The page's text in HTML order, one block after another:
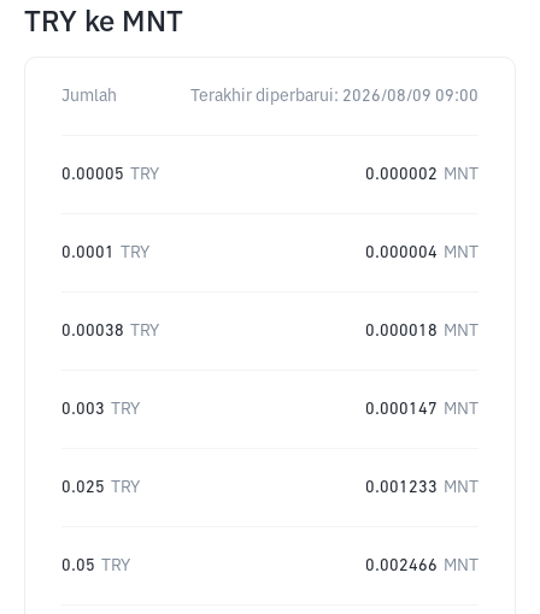
TRY ke MNT
Jumlah Terakhir diperbarui: 2026/08/09 09:00
0.00005 TRY 0.000002 MNT
0.0001 TRY 0.000004 MNT
0.00038 TRY 0.000018 MNT
0.003 TRY 0.000147 MNT
0.025 TRY 0.001233 MNT
0.05 TRY 0.002466 MNT